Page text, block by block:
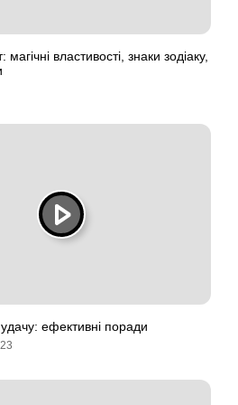
магічні властивості, знаки зодіаку,
ефективні поради